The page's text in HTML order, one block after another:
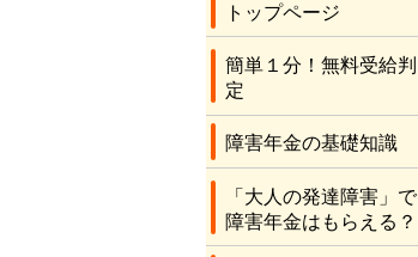
トップページ
簡単１分！無料受給判
定
障害年金の基礎知識
「大人の発達障害」で
障害年金はもらえる？